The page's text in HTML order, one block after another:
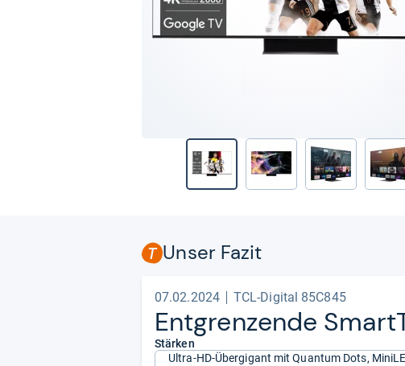
Unser Fazit
07.02.2024 TCL-Digital 85C845
Ent­gren­zende
Stärken
Ultra-HD-Übergigant mit Quantum Dots,